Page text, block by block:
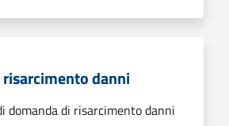
danni
domanda di risarcimento danni